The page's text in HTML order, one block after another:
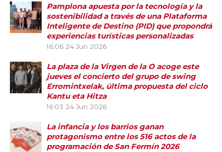
Pamplona apuesta por la tecnología y la
sostenibilidad a través de una Plataforma
Inteligente de Destino (PID) que propondrá
experiencias turísticas personalizadas
16:06 24 Jun 2026
La plaza de la Virgen de la O acoge este
jueves el concierto del grupo de swing
Erromintxelak, última propuesta del ciclo
Kantu eta Hitza
16:03 24 Jun 2026
La infancia y los barrios ganan
protagonismo entre los 516 actos de la
programación de San Fermín 2026